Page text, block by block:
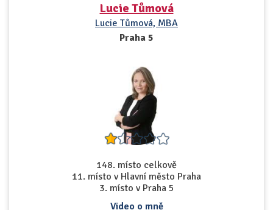
Lucie Tůmová
Lucie Tůmová, MBA
Praha 5
148. místo celkově
11. místo v Hlavní město Praha
3. místo v Praha 5
Video o mně